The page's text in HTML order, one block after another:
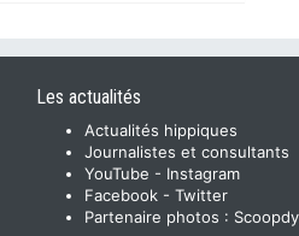
Les actualités
Actualités hippiques
Journalistes et consultants
YouTube - Instagram
Facebook - Twitter
Partenaire photos :